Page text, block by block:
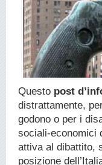
Questo post
distrattamente,
godono o per i
sociali-economici
attiva al dibattito,
posizione